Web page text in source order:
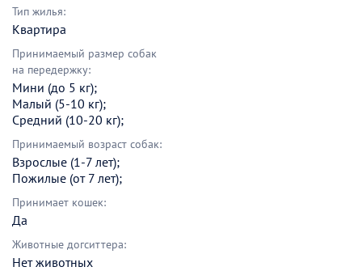
Тип жилья:
Квартира
Принимаемый размер собак
на передержку:
Мини (до 5 кг);
Малый (5-10 кг);
Средний (10-20 кг);
Принимаемый возраст собак:
Взрослые (1-7 лет);
Пожилые (от 7 лет);
Принимает кошек:
Да
Животные догситтера:
Нет животных